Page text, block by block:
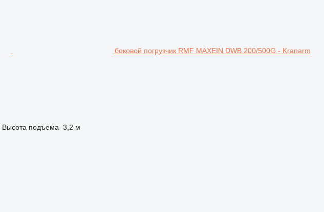
боковой погрузчик RMF MAXEIN DWB 200/500G - Kranarm
Высота подъема 3,2 м